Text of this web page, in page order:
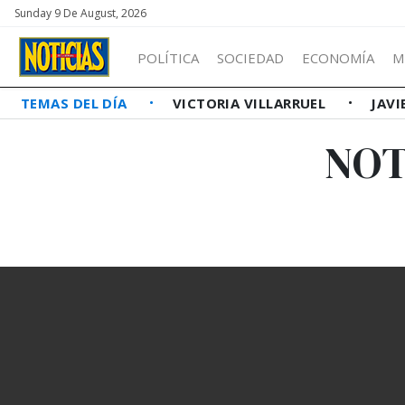
Sunday 9 De August, 2026
POLÍTICA SOCIEDAD ECONOMÍA
TEMAS DEL DÍA VICTORIA VILLARRUEL